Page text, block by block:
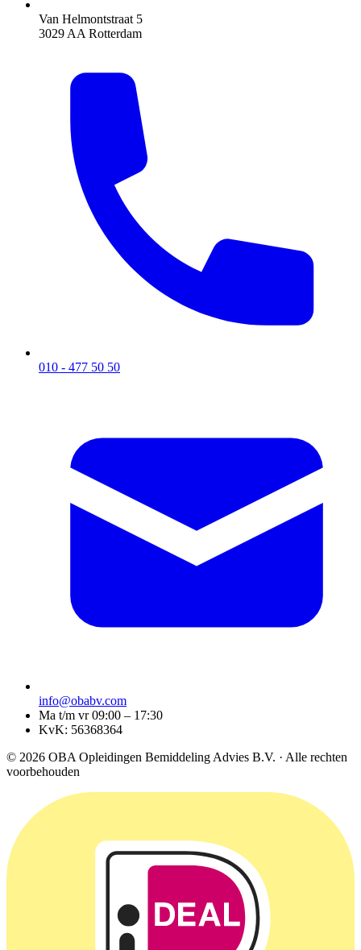
Van Helmontstraat 5
3029 AA Rotterdam
010 - 477 50 50
info@obabv.com
Ma t/m vr 09:00 – 17:30
KvK: 56368364
© 2026 OBA Opleidingen Bemiddeling Advies B.V. · Alle rechten
voorbehouden